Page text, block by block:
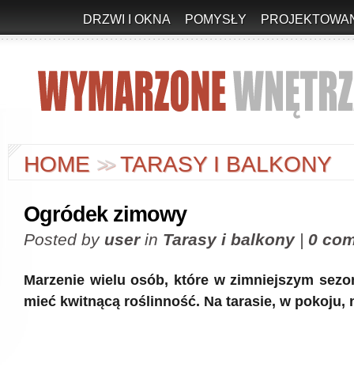
DRZWI I OKNA POMYSŁY
HOME >>TARASY I BALKONY
Ogródek zimowy
Posted by userin Tarasy i balkony| 0
Marzenie wielu osób, które w zimniejszym
mieć kwitnącą roślinność. Na tarasie, w